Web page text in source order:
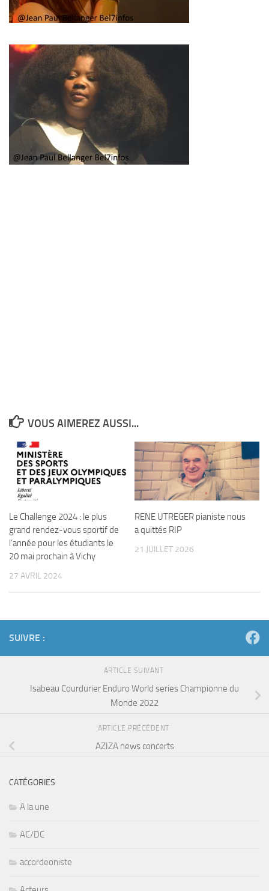
VOUS AIMEREZ AUSSI...
Le Challenge 2024 : le plus
grand rendez-vous sportif de
l’année pour les étudiants le
20 mai prochain à Vichy
27 AVRIL 2024
RENE UTREGER pianiste nous
a quittés RIP
21 JUILLET 2026
SUIVRE :
ARTICLE SUIVANT
Isabeau Courdurier Enduro World series Championne du
Monde 2022
ARTICLE PRÉCÉDENT
AZIZA news concerts
CATÉGORIES
A la une
AC/DC
accordeoniste